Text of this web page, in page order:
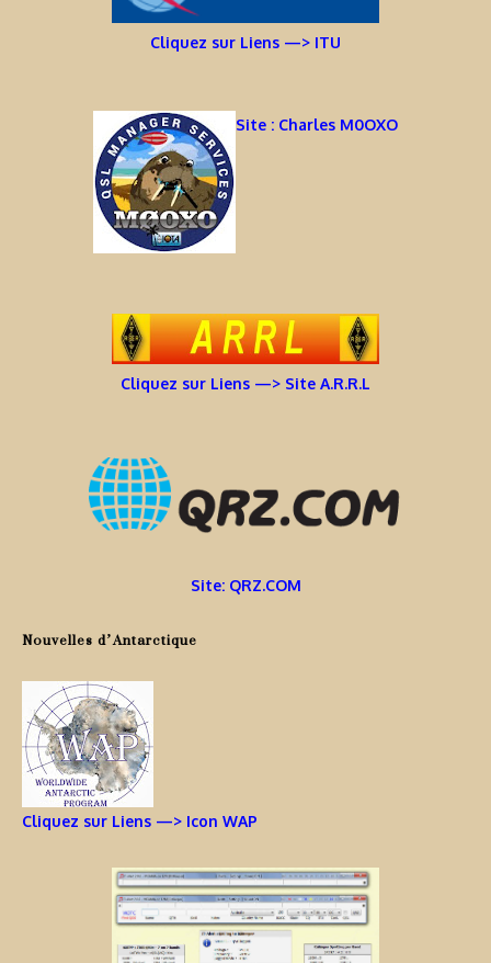
Cliquez sur Liens —> ITU
Site : Charles M0OXO
Cliquez sur Liens —> Site A.R.R.L
Site: QRZ.COM
Nouvelles d’Antarctique
Cliquez sur Liens —> Icon WAP